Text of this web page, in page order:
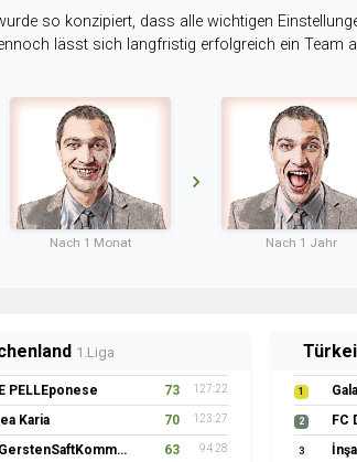
so konzipiert, dass alle wichtigen
lässt sich langfristig erfolgreich ein Team
Nach 1 Monat Nach 1 Jahr
1.Liga
PELLEponese 73 127:22
Karia 70 123:27
>GerstenSaftKommando 63 94:28
Türkei
1
2 FC
3